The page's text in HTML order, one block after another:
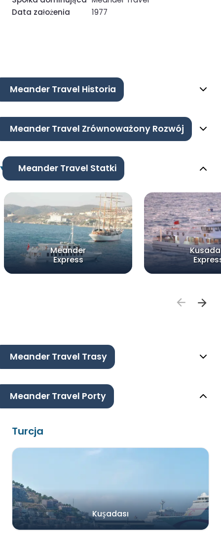
Data założenia
1977
Meander Travel Historia
Meander Travel Zrównoważony Rozwój
Meander Travel Statki
Meander
Express
Meander Travel Trasy
Meander Travel Porty
Turcja
Kuşadası